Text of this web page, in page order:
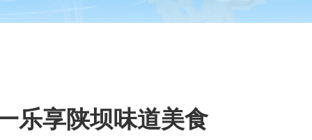
乐享陕坝味道美食